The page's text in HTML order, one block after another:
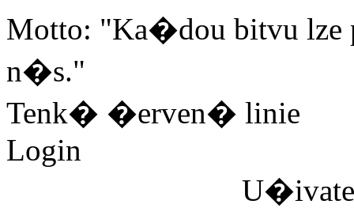
Motto: "Ka�dou bitvu
n�s."
Tenk� �erven� linie
Login